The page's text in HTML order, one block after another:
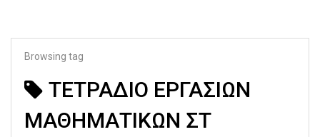
Browsing tag
ΤΕΤΡΑΔΙΟ ΕΡΓΑΣΙΩΝ
ΜΑΘΗΜΑΤΙΚΩΝ ΣΤ